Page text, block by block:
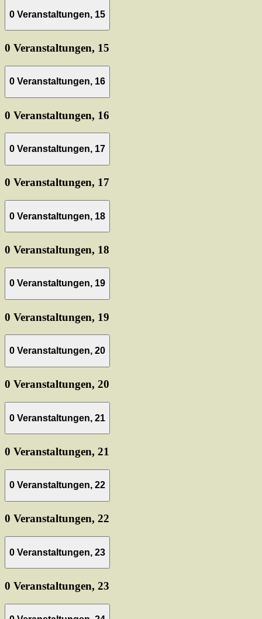
0 Veranstaltungen, 15
0 Veranstaltungen, 15
0 Veranstaltungen, 16
0 Veranstaltungen, 16
0 Veranstaltungen, 17
0 Veranstaltungen, 17
0 Veranstaltungen, 18
0 Veranstaltungen, 18
0 Veranstaltungen, 19
0 Veranstaltungen, 19
0 Veranstaltungen, 20
0 Veranstaltungen, 20
0 Veranstaltungen, 21
0 Veranstaltungen, 21
0 Veranstaltungen, 22
0 Veranstaltungen, 22
0 Veranstaltungen, 23
0 Veranstaltungen, 23